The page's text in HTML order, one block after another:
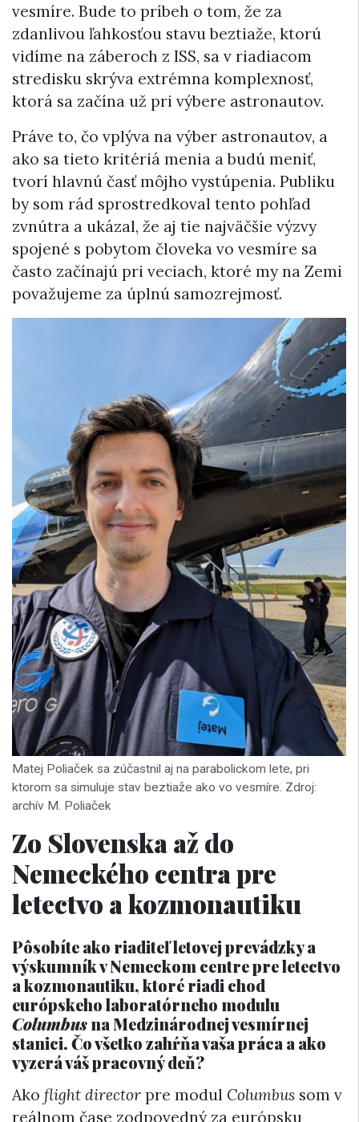
vesmíre. Bude to príbeh o tom, že za
zdanlivou ľahkosťou stavu beztiaže, ktorú
vidíme na záberoch z ISS, sa v riadiacom
stredisku skrýva extrémna komplexnosť,
ktorá sa začína už pri výbere astronautov.
Práve to, čo vplýva na výber astronautov, a
ako sa tieto kritériá menia a budú meniť,
tvorí hlavnú časť môjho vystúpenia. Publiku
by som rád sprostredkoval tento pohľad
zvnútra a ukázal, že aj tie najväčšie výzvy
spojené s pobytom človeka vo vesmíre sa
často začínajú pri veciach, ktoré my na Zemi
považujeme za úplnú samozrejmosť.
Matej Poliaček sa zúčastnil aj na parabolickom lete, pri
ktorom sa simuluje stav beztiaže ako vo vesmíre. Zdroj:
archív M. Poliaček
Zo Slovenska až do
Nemeckého centra pre
letectvo a kozmonautiku
Pôsobíte ako riaditeľ letovej prevádzky a
výskumník v Nemeckom centre pre letectvo
a kozmonautiku, ktoré riadi chod
európskeho laboratórneho modulu
Columbusna Medzinárodnej vesmírnej
stanici. Čo všetko zahŕňa vaša práca a ako
vyzerá váš pracovný deň?
Ako flight director pre modul Columbus som v
reálnom čase zodpovedný za európsku